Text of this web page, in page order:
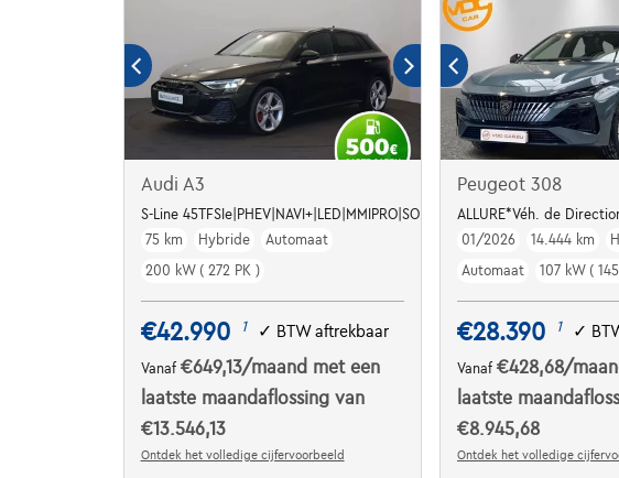
Audi A3
S-Line 45TFSIe|PHEV|NAVI+|LED|MMIPRO|SONOS|JA18"
75 km
Hybride
Automaat
200 kW ( 272 PK )
€42.990 1 ✓ BTW aftrekbaar
Vanaf €649,13/maand met een
laatste maandaflossing van
€13.546,13
Ontdek het volledige cijfervoorbeeld
Peugeot 308
ALLURE*Véh. de
01/2026
14.444 km
Automaat
107 kW (
€28.390 1 ✓
Vanaf€428,68/
laatste
€8.945,68
Ontdek het volledige